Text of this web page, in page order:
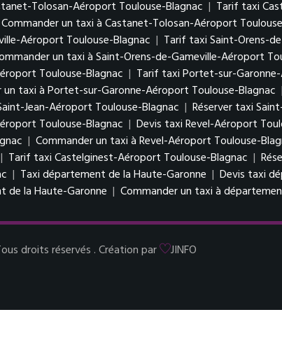
Tolosan-Aéroport Toulouse-Blagnac | Tarif taxi
Commander un taxi à Castanet-Tolosan-Aéroport
Aéroport Toulouse-Blagnac | Tarif taxi Saint-Orens-
un taxi à Saint-Orens-de-Gameville-Aéroport
Toulouse-Blagnac | Tarif taxi Portet-sur-
un taxi à Portet-sur-Garonne-Aéroport Toulouse-Blagnac |
Jean-Aéroport Toulouse-Blagnac | Réserver taxi
Toulouse-Blagnac | Devis taxi Revel-Aéroport
| Commander un taxi à Revel-Aéroport Toulouse-
| Tarif taxi Castelginest-Aéroport Toulouse-Blagnac |
| Taxi département de la Haute-Garonne | Devis taxi
de la Haute-Garonne | Commander un taxi à
droits réservés . Création par JINFO